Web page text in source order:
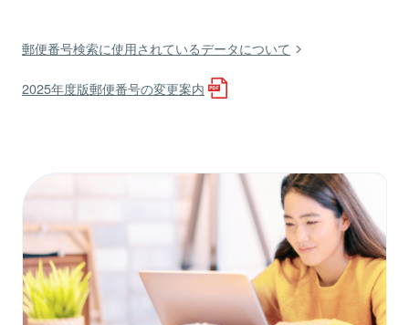
郵便番号検索に使用されているデータについて
2025年度版郵便番号の変更案内